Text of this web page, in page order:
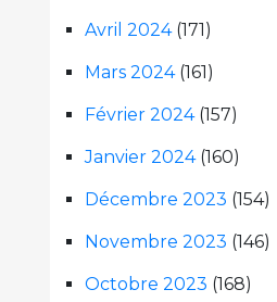
Avril 2024(171)
Mars 2024(161)
Février 2024(157)
Janvier 2024(160)
Décembre 2023 (154)
Novembre 2023 (146)
Octobre 2023 (168)